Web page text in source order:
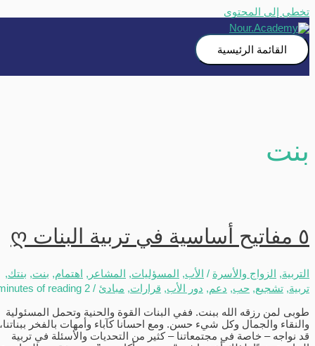
تخطي إلى المحتوى
القائمة الرئيسية
بنت
٥ مفاتيح أساسية في تربية البنات ღ
التربية,الزواج والأسرة / الأب,المسؤليات,المشاعر, اهتمام,بنت,بنتك,
تربية,تشجيع,حب,دعم,دور الأب,قرارات,مبادئ/
2 minutes of reading
طوبى لمن رزقه الله ببنت. ففي البنات القوة والحنية وتحمل المسئولية
والنقاء والجمال وكل شيء حسن. ومع احسانا كآباء وأمهات بالفخر ببناتنا،
قد نواجه – خاصة في مجتمعاتنا – كثير من التحديات والأسئلة في تربية